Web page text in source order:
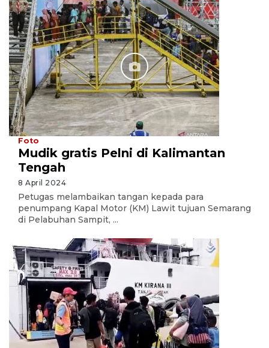
Foto
Mudik gratis Pelni di Kalimantan
Tengah
8 April 2024
Petugas melambaikan tangan kepada para
penumpang Kapal Motor (KM) Lawit tujuan Semarang
di Pelabuhan Sampit, ...